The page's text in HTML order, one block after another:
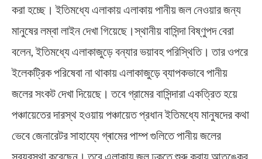
করা হচ্ছে। ইতিমধ্যে এলাকায় এলাকায় পানীয় জল নেওয়ার জন্য
মানুষের লম্বা লাইন দেখা গিয়েছে।স্থানীয় বাসিন্দা বিষ্ণুপদ বেরা
বলেন, ইতিমধ্যে এলাকাজুড়ে বন্যার ভয়াবহ পরিস্থিতি। তার ওপরে
ইলেকট্রিক পরিষেবা না থাকায় এলাকাজুড়ে ব্যাপকভাবে পানীয়
জলের সংকট দেখা দিয়েছে। তবে গ্রামের বাসিন্দারা একত্রিত হয়ে
পঞ্চায়েতের দারস্থ হওয়ায় পঞ্চায়েত প্রধান ইতিমধ্যে মানুষদের কথা
ভেবে জেনারেটর সাহায্যে গ্ৰামের পাম্প গুলিতে পানীয় জলের